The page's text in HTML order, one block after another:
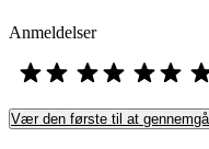
Anmeldelser
Vær den første til at